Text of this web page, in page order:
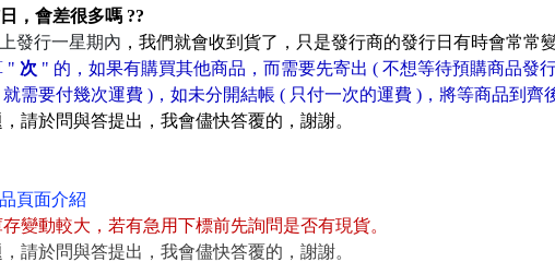
，會差很多嗎 ??
發行一星期內 ，我們就會收到貨了，只是發行商的發行日有時會常常
" 次 " 的，如果有購買其他商品，而需要先寄出 ( 不想等待預購商品發
需要付幾次運費 )，如未分開結帳 ( 只付一次的運費 )，將等商品到齊
請於問與答提出，我會儘快答覆的，謝謝。
頁面介紹
存變動較大，若有急用下標前先詢問是否有現貨。
請於問與答提出，我會儘快答覆的，謝謝。